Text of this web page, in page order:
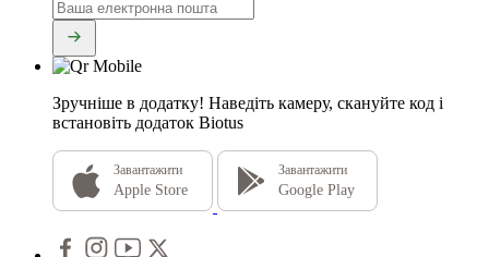
Зручніше в додатку! Наведіть камеру, скануйте код і
встановіть додаток Biotus
Завантажити
Apple Store
Завантажити
Google Play